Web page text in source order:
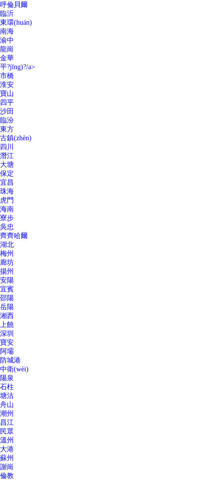
呼倫貝爾
臨沂
東環(huán)
南海
渝中
龍崗
金華
平?jīng)?/a>
市橋
淮安
寶山
四平
沙田
臨汾
東方
古鎮(zhèn)
四川
潛江
大塘
保定
宜昌
珠海
虎門
海南
寮步
吳忠
齊齊哈爾
湖北
梅州
廊坊
揚州
安陽
宜賓
邵陽
岳陽
湘西
上饒
深圳
寶安
阿壩
防城港
中衛(wèi)
陽泉
石柱
塘沽
舟山
潮州
昌江
民眾
溫州
大港
蘇州
謝崗
倫教